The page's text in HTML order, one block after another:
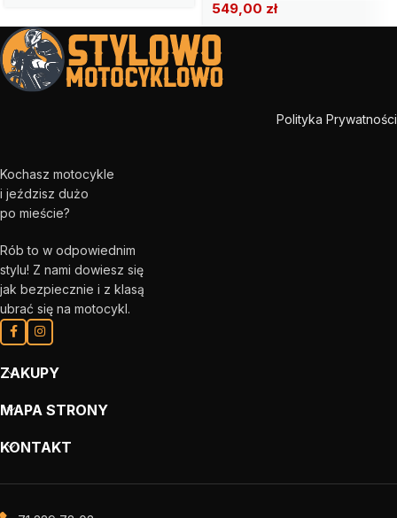
549,00 zł
Polityka Prywatności
Kochasz motocykle
i jeździsz dużo
po mieście?
Rób to w odpowiednim
stylu! Z nami dowiesz się
jak bezpiecznie i z klasą
ubrać się na motocykl.
ZAKUPY
MAPA STRONY
KONTAKT